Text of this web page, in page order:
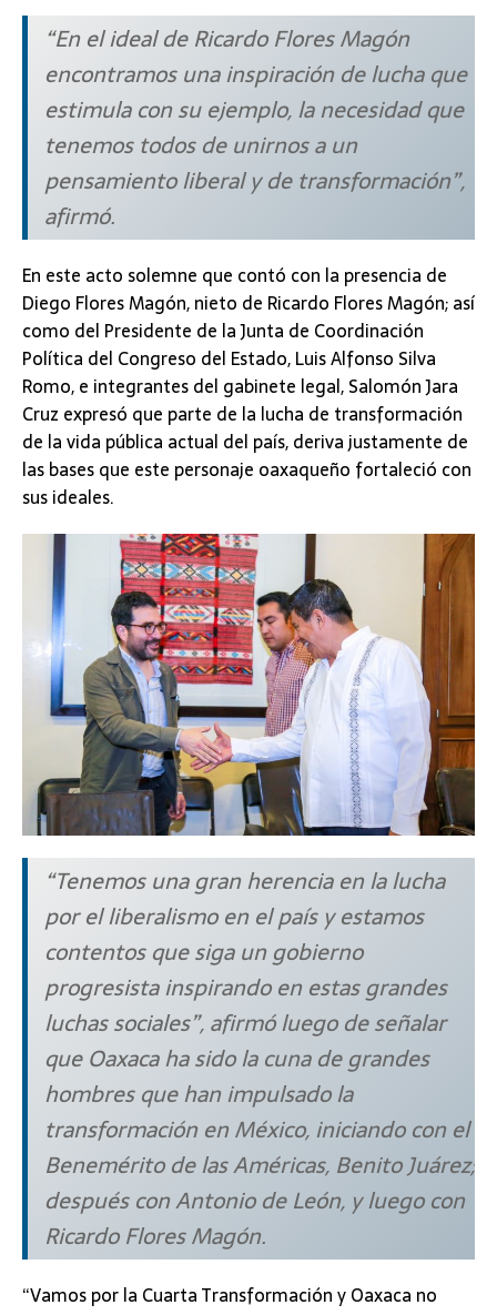
“En el ideal de Ricardo Flores Magón
encontramos una inspiración de lucha que
estimula con su ejemplo, la necesidad que
tenemos todos de unirnos a un
pensamiento liberal y de transformación”,
afirmó.
En este acto solemne que contó con la presencia de
Diego Flores Magón, nieto de Ricardo Flores Magón; así
como del Presidente de la Junta de Coordinación
Política del Congreso del Estado, Luis Alfonso Silva
Romo, e integrantes del gabinete legal, Salomón Jara
Cruz expresó que parte de la lucha de transformación
de la vida pública actual del país, deriva justamente de
las bases que este personaje oaxaqueño fortaleció con
sus ideales.
“Tenemos una gran herencia en la lucha
por el liberalismo en el país y estamos
contentos que siga un gobierno
progresista inspirando en estas grandes
luchas sociales”, afirmó luego de señalar
que Oaxaca ha sido la cuna de grandes
hombres que han impulsado la
transformación en México, iniciando con el
Benemérito de las Américas, Benito Juárez;
después con Antonio de León, y luego con
Ricardo Flores Magón.
“Vamos por la Cuarta Transformación y Oaxaca no